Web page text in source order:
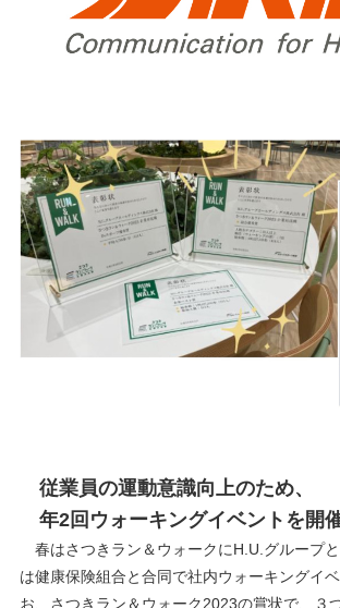
従業員の運動意識向上のため、
年2回ウォーキングイベントを開
春はさつきラン＆ウォークにH.U.グループ
は健康保険組合と合同で社内ウォーキングイ
お、さつきラン＆ウォーク2023の賞状で、３